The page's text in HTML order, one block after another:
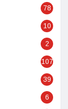
78
10
2
107
39
6